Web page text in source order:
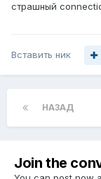
страшный
Вставить ник
НАЗАД
Join the